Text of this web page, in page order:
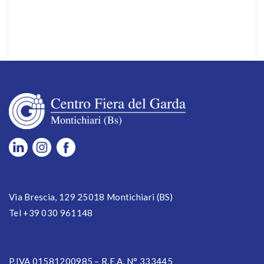
Via Brescia, 129 25018 Montichiari (BS)
Tel +39 030 961148
P.IVA 01581200985 – R.E.A. N° 333445